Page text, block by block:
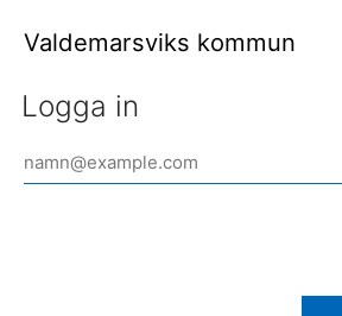
Valdemarsviks kommun
Logga in